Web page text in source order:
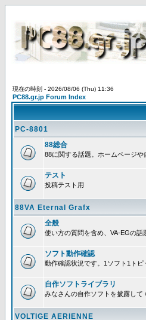
現在の時刻 - 2026/08/06 (Thu) 11:36
PC88.gr.jp Forum Index
PC-8801
88総合
88に関する話題。ホームページや
テスト
投稿テスト用
88VA Eternal Grafx
全般
使い方の質問を含め、VA-EGの話
ソフト動作確認
動作確認状況です。1ソフト1トピ
自作ソフトライブラリ
みなさんの自作ソフトを披露し
VOLTIGE AERIENNE